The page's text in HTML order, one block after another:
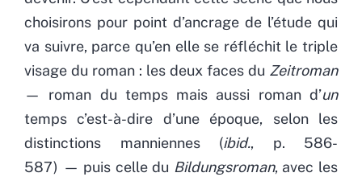
choisirons pour point d’ancrage de l’étude qui
va suivre, parce qu’en elle se réfléchit le triple
visage du roman : les deux faces du Zeitroman
—
roman du temps mais aussi roman d’un
temps c’est-à-dire d’une époque, selon les
distinctions manniennes (ibid., p. 586-
587) — puis celle du Bildungsroman, avec les